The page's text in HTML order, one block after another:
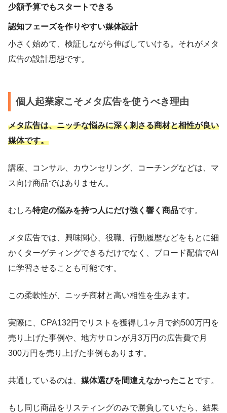
少額予算でもスタートできる
認知フェーズを作りやすい媒体設計
小さく始めて、検証しながら伸ばしていける。それがメタ
広告の設計思想です。
個人起業家こそメタ広告を使うべき理由
メタ広告は、ニッチな悩みに深く刺さる商材と相性が良い
媒体です。
講座、コンサル、カウンセリング、コーチングなどは、マ
ス向け商品ではありません。
むしろ特定の悩みを持つ人にだけ強く響く商品です。
メタ広告では、興味関心、役職、行動履歴などをもとに細
かくターゲティングできるだけでなく、ブロード配信でAI
に学習させることも可能です。
この柔軟性が、ニッチ商材と高い相性を生みます。
実際に、CPA132円でリストを獲得し1ヶ月で約500万円を
売り上げた事例や、地方サロンが月3万円の広告費で月
300万円を売り上げた事例もあります。
共通しているのは、 媒体選びを間違えなかったことです。
もし同じ商品をリスティングのみで勝負していたら、結果